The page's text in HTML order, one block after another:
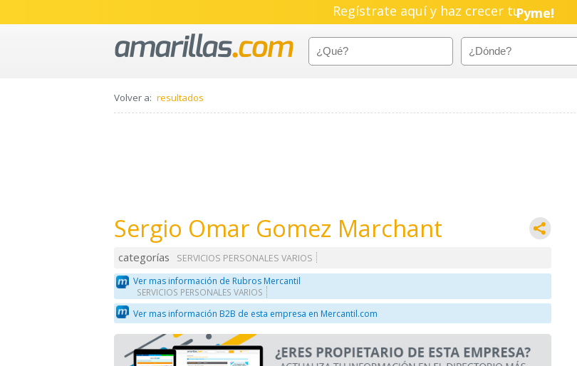
Regístrate aquí y haz crecer tuPyme!
Volver a: resultados
Sergio Omar Gomez Marchant
categorías
SERVICIOS PERSONALES VARIOS
Ver mas información de Rubros Mercantil
SERVICIOS PERSONALES VARIOS
Ver mas información B2B de esta empresa en Mercantil.com